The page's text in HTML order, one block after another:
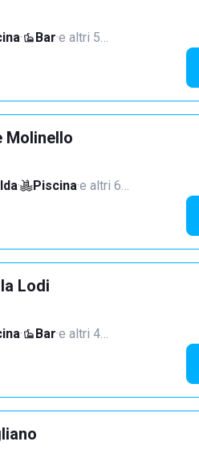
· Bar·e altri 5…
Molinello
· Piscina·e altri 6…
Lodi
· Bar·e altri 4…